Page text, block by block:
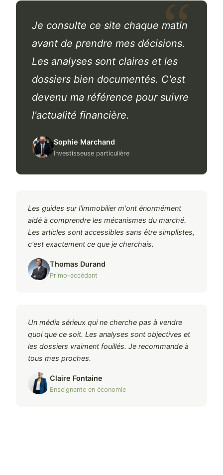
Je consulte ce site chaque matin
avant de prendre mes décisions.
Les analyses sont claires et les
dossiers bien documentés. C'est
devenu ma référence pour suivre
l'actualité financière.
Sophie Marchand
Investisseuse particulière
Les guides sur l'immobilier m'ont énormément
aidé à comprendre les mécanismes du marché.
Les articles sont accessibles sans être simplistes,
c'est exactement ce que je cherchais.
Thomas Durand
Primo-accédant
Un média sérieux qui ne cherche pas à vendre
quoi que ce soit. Les analyses sont objectives et
les dossiers vraiment fouillés. Je recommande à
tous mes proches.
Claire Fontaine
Enseignante en économie